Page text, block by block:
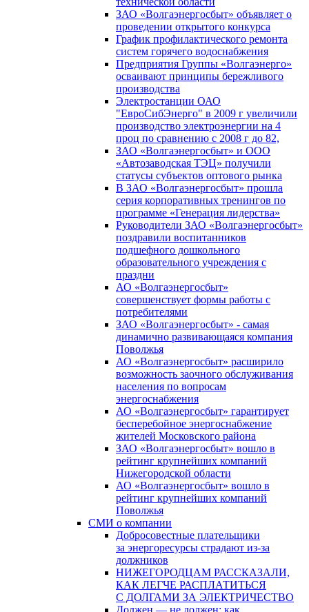
ЗАО «Волгаэнергосбыт» объявляет о
проведении открытого конкурса
График профилактического ремонта
систем горячего водоснабжения
Предприятия Группы «Волгаэнерго»
осваивают принципы бережливого
производства
Электростанции ОАО
"ЕвроСибЭнерго" в 2009 г увеличили
производство электроэнергии на 4
проц по сравнению с 2008 г до 82,
ЗАО «Волгаэнергосбыт» и ООО
«Автозаводская ТЭЦ» получили
статусы субъектов оптового рынка
В ЗАО «Волгаэнергосбыт» прошла
серия корпоративных тренингов по
программе «Генерация лидерства»
Руководители ЗАО «Волгаэнергосбыт»
поздравили воспитанников
подшефного дошкольного
образовательного учреждения с
праздни
АО «Волгаэнергосбыт»
совершенствует формы работы с
потребителями
ЗАО «Волгаэнергосбыт» - самая
динамично развивающаяся компания
Поволжья
АО «Волгаэнергосбыт» расширило
возможность заочного обслуживания
населения по вопросам
энергоснабжения
АО «Волгаэнергосбыт» гарантирует
бесперебойное энергоснабжение
жителей Московского района
ЗАО «Волгаэнергосбыт» вошло в
рейтинг крупнейших компаний
Нижегородской области
АО «Волгаэнергосбыт» вошло в
рейтинг крупнейших компаний
Поволжья
СМИ о компании
Добросовестные плательщики
за энергоресурсы страдают из-за
должников
НИЖЕГОРОДЦАМ РАССКАЗАЛИ,
КАК ЛЕГЧЕ РАСПЛАТИТЬСЯ
С ДОЛГАМИ ЗА ЭЛЕКТРИЧЕСТВО